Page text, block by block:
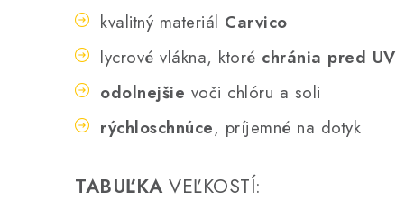
kvalitný materiál Carvico
lycrové vlákna, ktoré chránia pred UV
odolnejšie voči chlóru a soli
rýchloschnúce, príjemné na dotyk
TABUĽKA VEĽKOSTÍ: